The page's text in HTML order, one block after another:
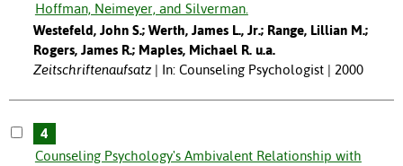
Hoffman, Neimeyer, and Silverman.
Westefeld, John S.; Werth, James L., Jr.; Range, Lillian M.;
Rogers, James R.; Maples, Michael R. u.a.
Zeitschriftenaufsatz
In: Counseling Psychologist | 2000
4
Counseling Psychology's Ambivalent Relationship with